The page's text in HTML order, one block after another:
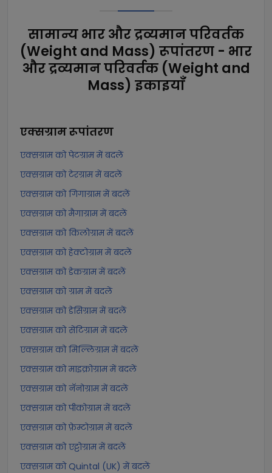
सामान्य भार और द्रव्यमान परिवर्तक
(Weight and Mass) रूपांतरण - भार
और द्रव्यमान परिवर्तक (Weight and
Mass) इकाइयाँ
एक्सग्रामरूपांतरण
एक्सग्राम को पेटग्राम में बदलें
एक्सग्राम को टेरग्राम में बदलें
एक्सग्राम को गिगाग्राम में बदलें
एक्सग्राम को मैगाग्राम में बदलें
एक्सग्राम को किलोग्राम में बदलें
एक्सग्राम को हेक्टोग्राम में बदलें
एक्सग्राम को डेकग्राम में बदलें
एक्सग्राम को ग्राम में बदलें
एक्सग्राम को डेसिग्राम में बदलें
एक्सग्राम को सेंटिग्राम में बदलें
एक्सग्राम को मिल्लिग्राम में बदलें
एक्सग्राम को माइक्रोग्राम में बदलें
एक्सग्राम को नॅनोग्राम में बदलें
एक्सग्राम को पीकोग्राम में बदलें
एक्सग्राम को फ़ेम्टोग्राम में बदलें
एक्सग्राम को एट्टोग्राम में बदलें
एक्सग्राम को Quintal (UK) में बदलें